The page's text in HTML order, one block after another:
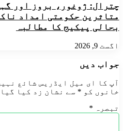
چترال: ژوغور، بروز اور
متاثرین حکومتی امداد
بحالی پیکیج کا مطالبہ
اگست 9, 2026
جواب دیں
آپ کا ای میل ایڈریس شائع
خانوں کو * سے نشان زد کیا
تبصرہ *